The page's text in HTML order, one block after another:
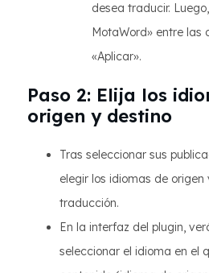
desea traducir.
MotaWord» entre las
«Aplicar».
Paso 2: Elija los
origen y destino
Tras seleccionar sus
elegir los idiomas de origen
traducción.
En la interfaz del plugin,
seleccionar el idioma en el